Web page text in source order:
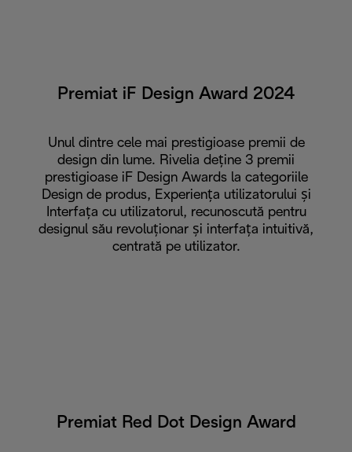
Premiat iF Design Award 2024
Unul dintre cele mai prestigioase premii de
design din lume. Rivelia deține 3 premii
prestigioase iF Design Awards la categoriile
Design de produs, Experiența utilizatorului și
Interfața cu utilizatorul, recunoscută pentru
designul său revoluționar și interfața intuitivă,
centrată pe utilizator.
Premiat Red Dot Design Award